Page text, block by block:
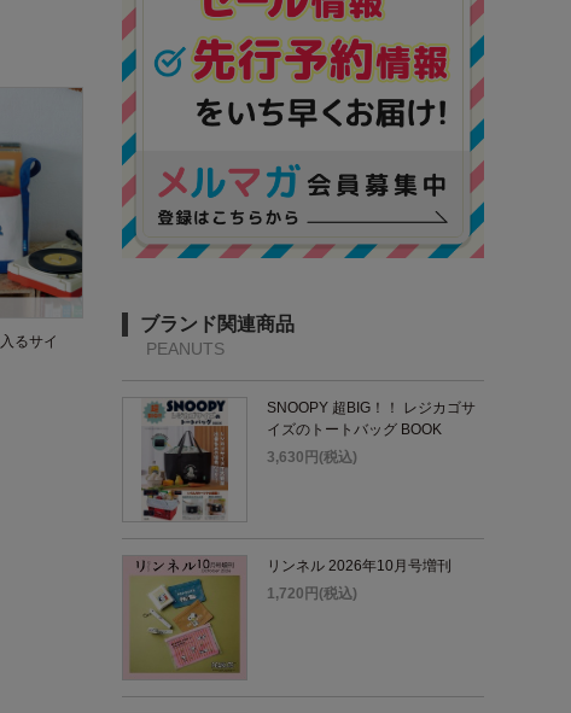
るサイ
ブランド関連商品
PEANUTS
SNOOPY 超BIG！！ レジカゴサ
イズのトートバッグ BOOK
3,630円(税込)
リンネル 2026年10月号増刊
1,720円(税込)